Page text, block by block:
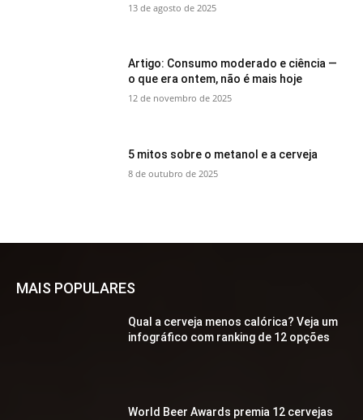
13 de agosto de 2025
Artigo: Consumo moderado e ciência —
o que era ontem, não é mais hoje
12 de novembro de 2025
5 mitos sobre o metanol e a cerveja
8 de outubro de 2025
MAIS POPULARES
Qual a cerveja menos calórica? Veja um
infográfico com ranking de 12 opções
World Beer Awards premia 12 cervejas